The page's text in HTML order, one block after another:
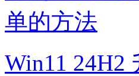
Win11 24H2